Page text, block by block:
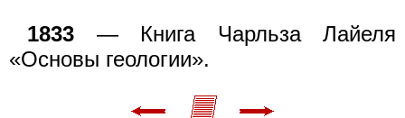
1833 — Книга Чарльза Лайеля
«Основы геологии».